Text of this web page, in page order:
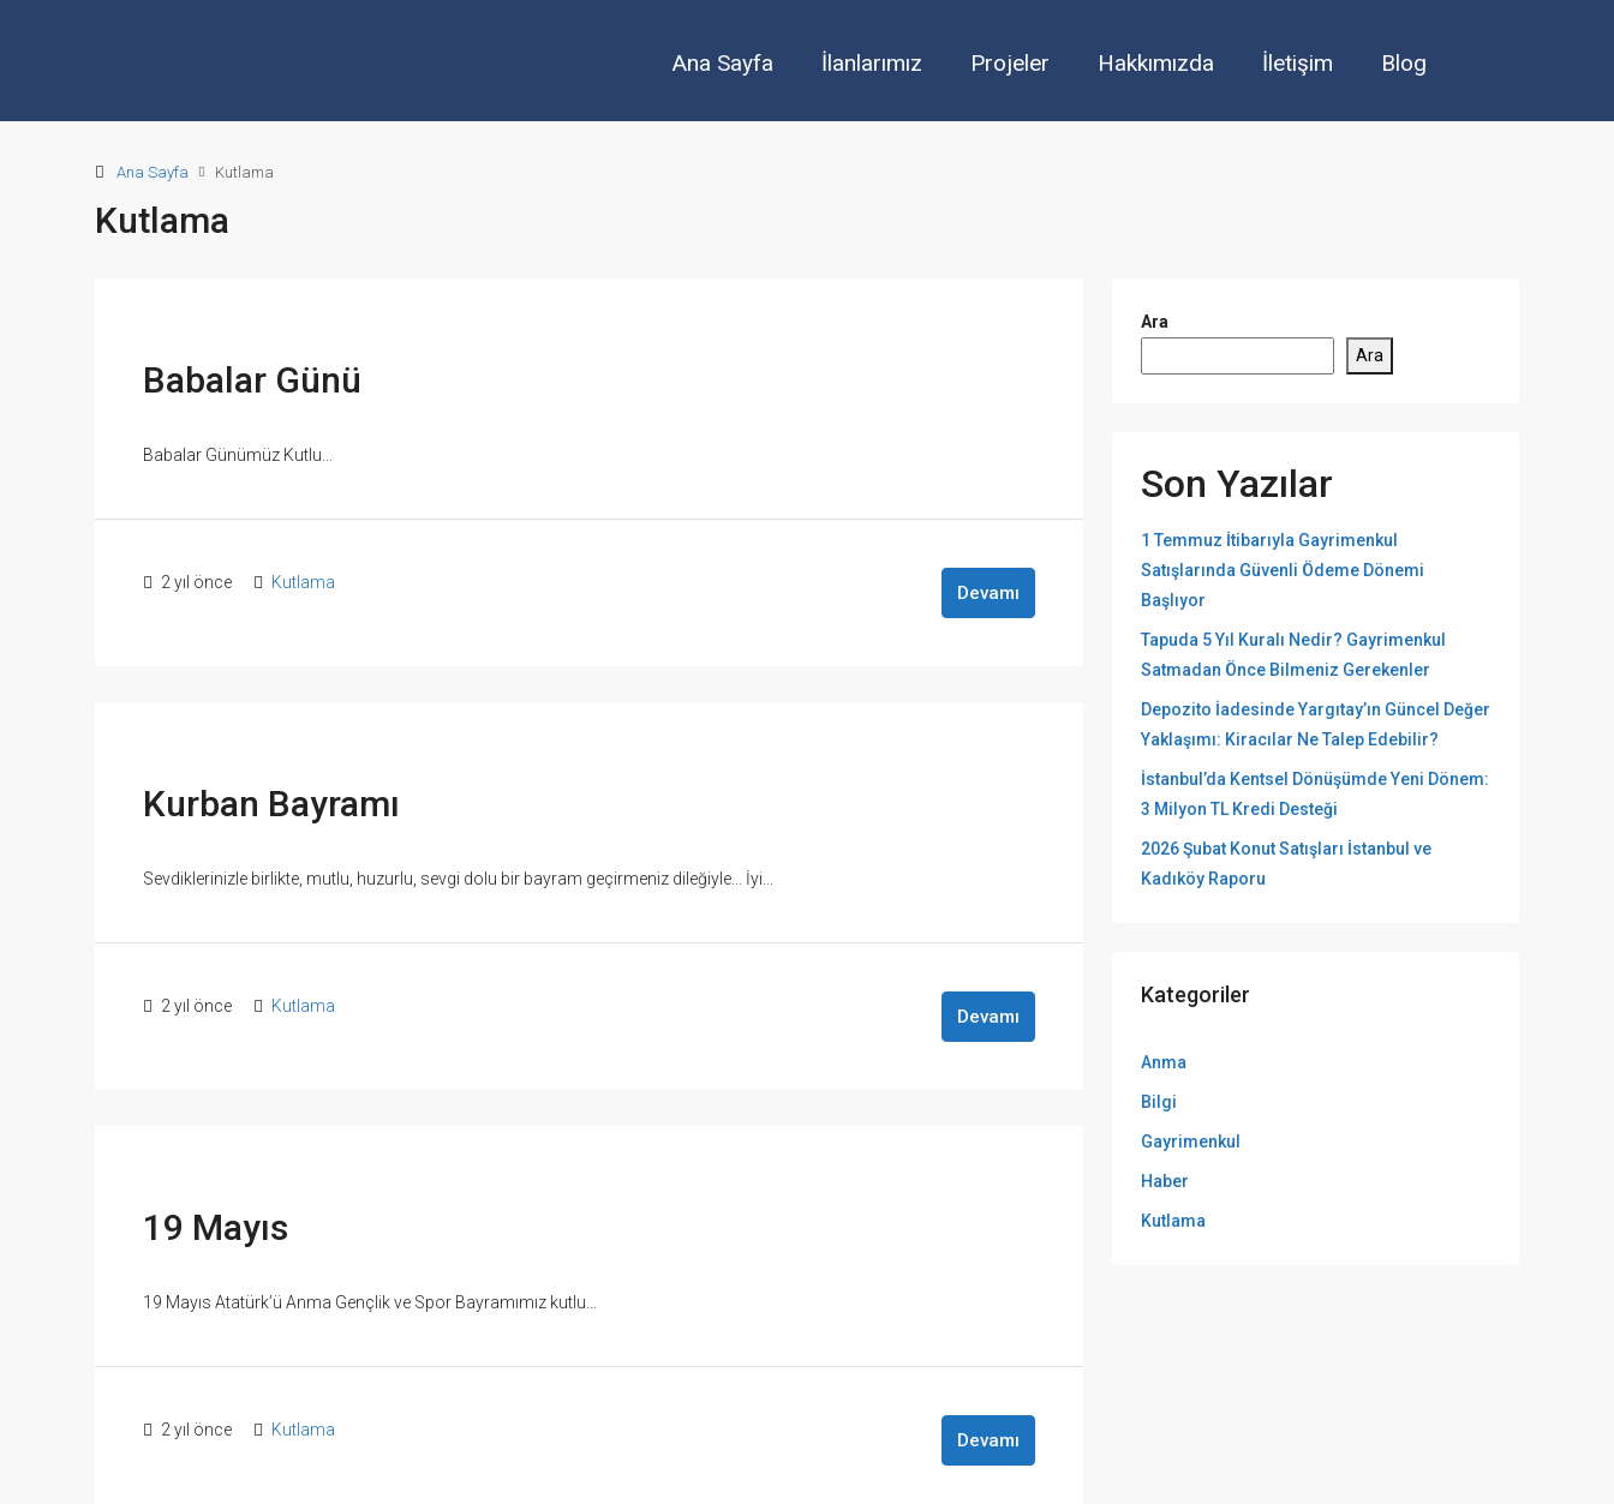
Ana Sayfa İlanlarımız Projeler Hakkımızda İletişim Blog
Ana Sayfa Kutlama
Kutlama
Babalar Günü
Babalar Günümüz Kutlu...
2 yıl önce Kutlama Devamı
Kurban Bayramı
Sevdiklerinizle birlikte, mutlu, huzurlu, sevgi dolu bir bayram geçirmeniz dileğiyle... İyi...
2 yıl önce Kutlama Devamı
19 Mayıs
19 Mayıs Atatürk’ü Anma Gençlik ve Spor Bayramımız kutlu...
2 yıl önce Kutlama Devamı
Ara
Ara
Son Yazılar
1 Temmuz İtibarıyla Gayrimenkul
Satışlarında Güvenli Ödeme Dönemi
Başlıyor
Tapuda 5 Yıl Kuralı Nedir? Gayrimenkul
Satmadan Önce Bilmeniz Gerekenler
Depozito İadesinde Yargıtay’ın Güncel Değer
Yaklaşımı: Kiracılar Ne Talep Edebilir?
İstanbul’da Kentsel Dönüşümde Yeni Dönem:
3 Milyon TL Kredi Desteği
2026 Şubat Konut Satışları İstanbul ve
Kadıköy Raporu
Kategoriler
Anma
Bilgi
Gayrimenkul
Haber
Kutlama